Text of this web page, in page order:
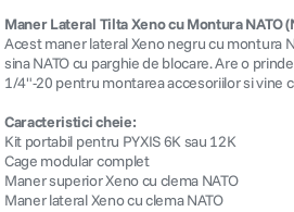
Maner Lateral Tilta Xeno cu Montura NATO
Acest maner lateral Xeno negru cu montura
sina NATO cu parghie de blocare. Are o
1/4"-20 pentru montarea accesoriilor si vine
Caracteristici cheie:
Kit portabil pentru PYXIS 6K sau 12K
Cage modular complet
Maner superior Xeno cu clema NATO
Maner lateral Xeno cu clema NATO